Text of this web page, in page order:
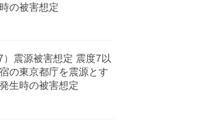
の被害想定
震源被害想定 震度7以
の東京都庁を震源とす
生時の被害想定